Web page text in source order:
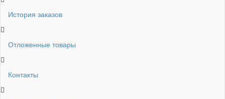
История заказов
Отложенные товары
Контакты